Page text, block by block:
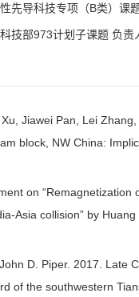
先导科技专项（B类）课
技部973计划子课题 负
Jiawei Pan, Lei
block, NW China:
on
Asia collision” by
D. Piper. 2017. Late
of the southwestern